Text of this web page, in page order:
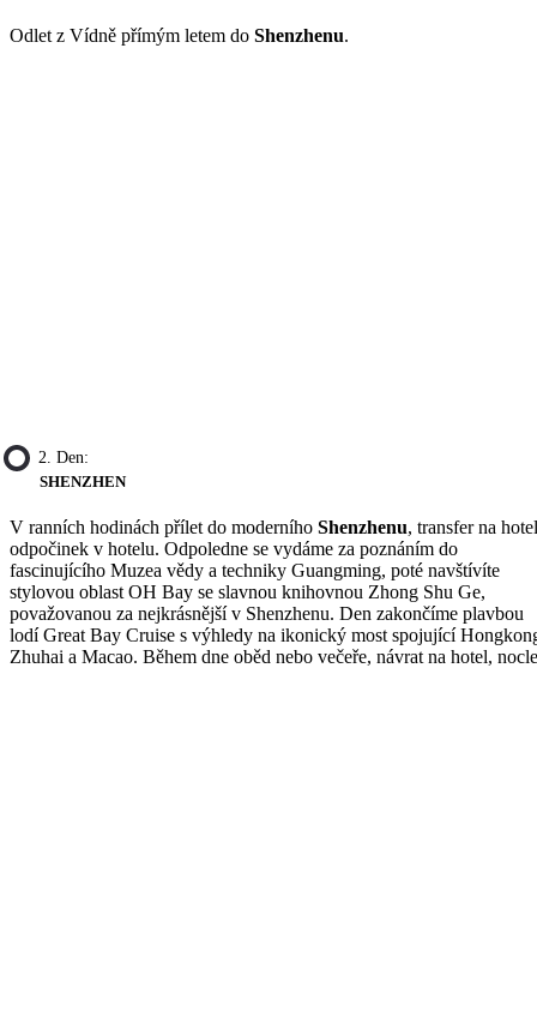
Odlet z Vídně přímým letem do Shenzhenu.
2. Den:
SHENZHEN
V ranních hodinách přílet do moderního Shenzhenu, transfer na
odpočinek v hotelu. Odpoledne se vydáme za poznáním do
fascinujícího Muzea vědy a techniky Guangming, poté navštívíte
stylovou oblast OH Bay se slavnou knihovnou Zhong Shu Ge,
považovanou za nejkrásnější v Shenzhenu. Den zakončíme plavbou
lodí Great Bay Cruise s výhledy na ikonický most spojující
Zhuhai a Macao. Během dne oběd nebo večeře, návrat na hotel,